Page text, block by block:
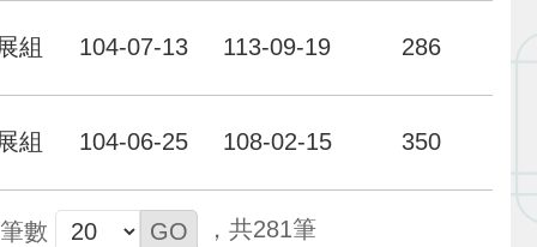
組 104-07-13 113-09-19 286
組 104-06-25 108-02-15 350
數 281